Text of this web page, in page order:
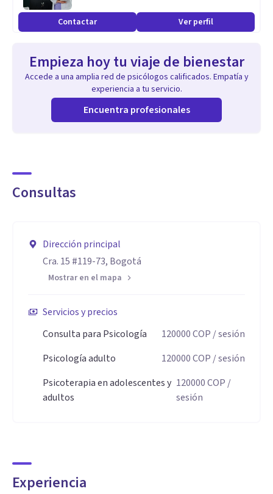
Contactar Ver perfil
Empieza hoy tu viaje de bienestar
Accede a una amplia red de psicólogos calificados. Empatía y
experiencia a tu servicio.
Encuentra profesionales
Consultas
Dirección principal
Cra. 15 #119-73, Bogotá
Mostrar en el mapa
Servicios y precios
Consulta para Psicología
120000COP / sesión
Psicología adulto
120000COP / sesión
Psicoterapia en adolescentes y
adultos
120000COP /
sesión
Experiencia